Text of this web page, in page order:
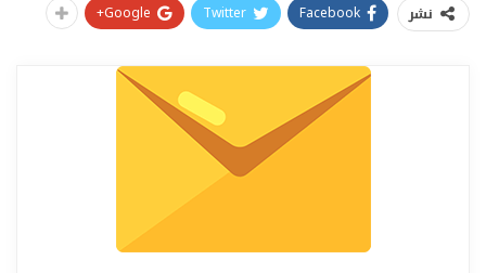
نشر Facebook
Twitter
Google+